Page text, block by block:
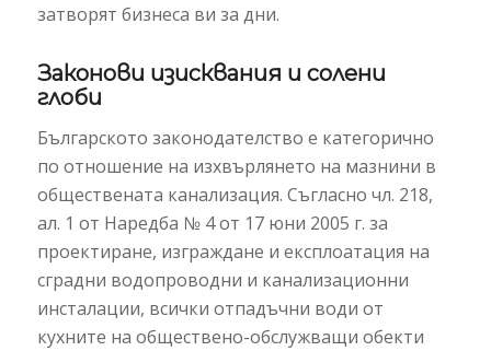
затворят бизнеса ви за дни.
Законови изисквания и солени
глоби
Българското законодателство е категорично
по отношение на изхвърлянето на мазнини в
обществената канализация. Съгласно чл. 218,
ал. 1 от Наредба № 4 от 17 юни 2005 г. за
проектиране, изграждане и експлоатация на
сградни водопроводни и канализационни
инсталации, всички отпадъчни води от
кухните на обществено-обслужващи обекти